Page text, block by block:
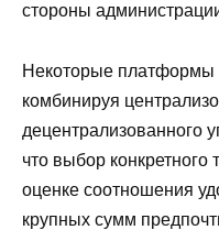
стороны
Некоторые платформы
комбинируя
децентрализованного
что выбор
оценке соотношения
крупных сумм